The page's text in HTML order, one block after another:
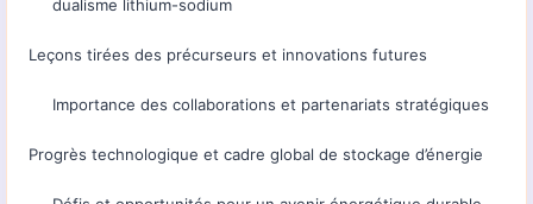
dualisme lithium-sodium
Leçons tirées des précurseurs et innovations futures
Importance des collaborations et partenariats stratégiques
Progrès technologique et cadre global de stockage d’énergie